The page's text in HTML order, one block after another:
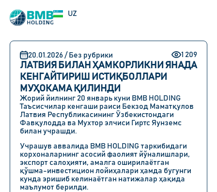
UZ
RU
20.01.2026 / Без рубрики 1 209
ЛАТВИЯ БИЛАН ҲАМКОРЛИКНИ ЯНАДА
КЕНГАЙТИРИШ ИСТИҚБОЛЛАРИ
МУҲОКАМА ҚИЛИНДИ
Жорий йилнинг 20 январь куни BMB HOLDING
Таъсисчилар кенгаши раиси Бекзод Маматқулов
Латвия Республикасининг Ўзбекистондаги
Фавқулодда ва Мухтор элчиси Гиртс Яунземс
билан учрашди.
Учрашув аввалида BMB HOLDING таркибидаги
корхоналарнинг асосий фаолият йўналишлари,
экспорт салоҳияти, амалга оширилаётган
қўшма-инвестицион лойиҳалари ҳамда бугунги
кунда эришиб келинаётган натижалар ҳақида
маълумот берилди.